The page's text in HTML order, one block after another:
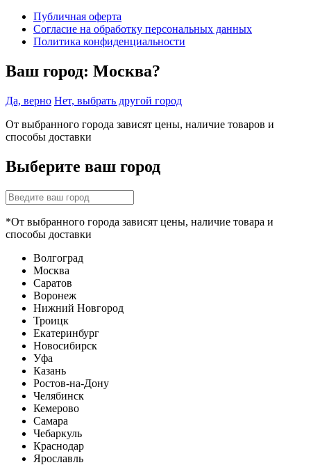
Публичная оферта
Согласие на обработку персональных данных
Политика конфиденциальности
Ваш город: Москва?
Да, верно Нет, выбрать другой город
От выбранного города зависят цены, наличие товаров и
способы доставки
Выберите ваш город
*От выбранного города зависят цены, наличие товара и
способы доставки
Волгоград
Москва
Саратов
Воронеж
Нижний Новгород
Троицк
Екатеринбург
Новосибирск
Уфа
Казань
Ростов-на-Дону
Челябинск
Кемерово
Самара
Чебаркуль
Краснодар
Ярославль